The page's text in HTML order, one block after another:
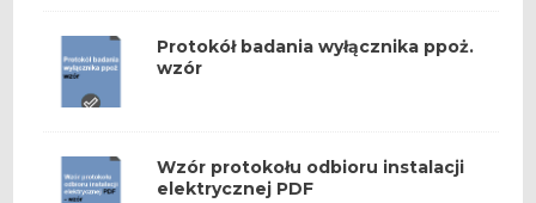
Protokół badania wyłącznika ppoż.
wzór
Wzór protokołu odbioru instalacji
elektrycznej PDF